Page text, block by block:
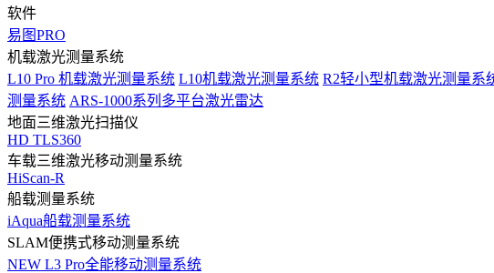
软件
易图PRO
机载激光测量系统
L10 Pro 机载激光测量系统 L10机载激光测量系统 R2轻小型机载激光测量系
测量系统 ARS-1000系列多平台激光雷达
地面三维激光扫描仪
HD TLS360
车载三维激光移动测量系统
HiScan-R
船载测量系统
iAqua船载测量系统
SLAM便携式移动测量系统
NEW L3 Pro全能移动测量系统